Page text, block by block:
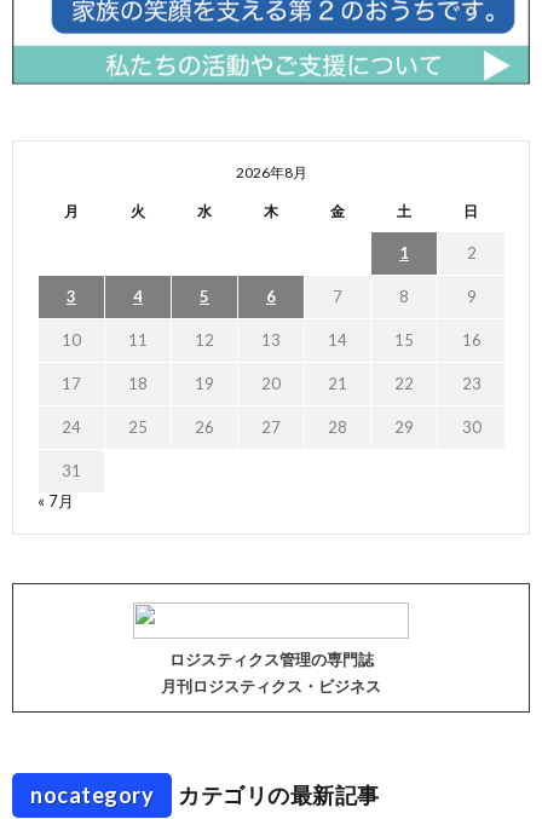
2026年8月
月 火 水 木 金 土 日
1 2
3 4 5 6 7 8 9
10 11 12 13 14 15 16
17 18 19 20 21 22 23
24 25 26 27 28 29 30
31
« 7月
ロジスティクス管理の専門誌
月刊ロジスティクス・ビジネス
nocategory カテゴリの最新記事